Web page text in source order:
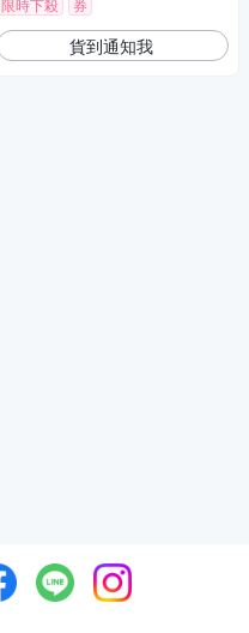
限時下殺
券
貨到通知我